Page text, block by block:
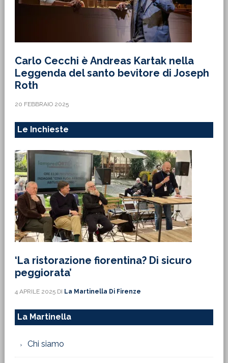
Carlo Cecchi è Andreas Kartak nella
Leggenda del santo bevitore di Joseph
Roth
20 FEBBRAIO 2025
Le Inchieste
‘La ristorazione fiorentina? Di sicuro
peggiorata’
4 APRILE 2025DI La Martinella Di Firenze
La Martinella
Chi siamo